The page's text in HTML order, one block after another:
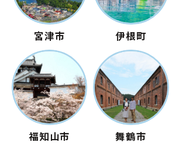
宮津市 伊根町
福知山市 舞鶴市